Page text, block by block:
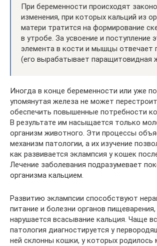
При беременности происходят
изменения, при которых кальций из
матери тратится на формирование
в утробе. За усвоение и поступление
элемента в кости и мышцы отвечает
(его вырабатывает паращитовидная
Иногда в конце беременности или уже
упомянутая железа не может
обеспечить повышенные потребности
В результате им насыщается только
организм животного. Эти процессы
механизм патологии, а их изучение
как развивается эклампсия у кошек
Лечение заболевания подразумевает
организма кальцием.
Развитию эклампсии способствуют
питание и болезни органов
нарушается всасывание кальция. Чаще
патология диагностируется у
ней склонны кошки, у которых родилось